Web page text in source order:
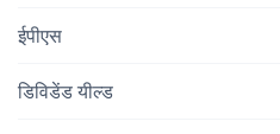
ईपीएस
डिविडेंड यील्ड